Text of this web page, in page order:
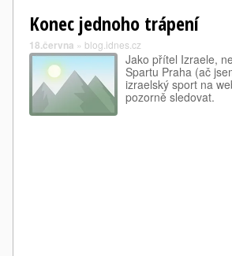
Konec jednoho trápení
18.června » blog.idnes.cz
Jako přítel Izraele,
Spartu Praha (ač
izraelský sport na
pozorně sledovat.